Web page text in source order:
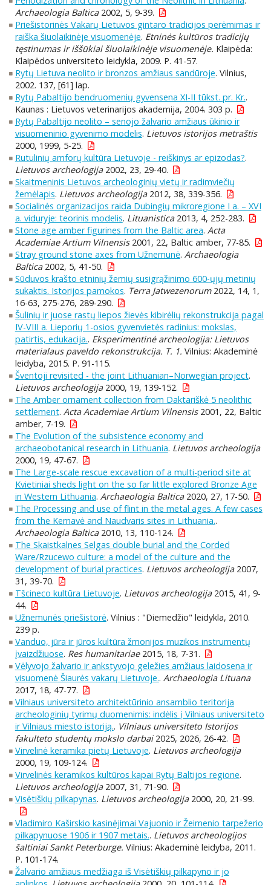
Archaeologia Baltica2002, 5, 9-39.
Priešistorinės Vakarų Lietuvos gintaro tradicijos perėmimas ir
raiška šiuolaikinėje visuomenėje. Etninės kultūros tradicijų
tęstinumas ir iššūkiai šiuolaikinėje visuomenėje. Klaipėda:
Klaipėdos universiteto leidykla, 2009. P. 41-57.
Rytų Lietuva neolito ir bronzos amžiaus sandūroje. Vilnius,
2002. 137, [61] lap.
Rytų Pabaltijo bendruomenių gyvensena XI-II tūkst. pr. Kr..
Kaunas : Lietuvos veterinarijos akademija, 2004. 303 p.
Rytų Pabaltijo neolito – senojo žalvario amžiaus ūkinio ir
visuomeninio gyvenimo modelis. Lietuvos istorijos metraštis
2000, 1999, 5-25.
Rutulinių amforų kultūra Lietuvoje - reiškinys ar epizodas?.
Lietuvos archeologija2002, 23, 29-40.
Skaitmeninis Lietuvos archeologinių vietų ir radimviečių
žemėlapis. Lietuvos archeologija2012, 38, 339-356.
Socialinės organizacijos raida Dubingių mikroregione I a. – XVI
a. viduryje: teorinis modelis. Lituanistica2013, 4, 252-283.
Stone age amber figurines from the Baltic area. Acta
Academiae Artium Vilnensis2001, 22, Baltic amber, 77-85.
Stray ground stone axes from Užnemunė. Archaeologia
Baltica2002, 5, 41-50.
Sūduvos krašto etninių žemių susigrąžinimo 600-ųjų metinių
sukaktis. Istorijos pamokos. Terra Jatwezenorum2022, 14, 1,
16-63, 275-276, 289-290.
Šulinių ir juose rastų liepos žievės kibirėlių rekonstrukcija pagal
IV-VIII a. Lieporių 1-osios gyvenvietės radinius: mokslas,
patirtis, edukacija.. Eksperimentinė archeologija: Lietuvos
materialaus paveldo rekonstrukcija. T. 1. Vilnius: Akademinė
leidyba, 2015. P. 91-115.
Šventoji revisited - the joint Lithuanian–Norwegian project.
Lietuvos archeologija2000, 19, 139-152.
The Amber ornament collection from Daktariškė 5 neolithic
settlement. Acta Academiae Artium Vilnensis2001, 22, Baltic
amber, 7-19.
The Evolution of the subsistence economy and
archaeobotanical research in Lithuania. Lietuvos archeologija
2000, 19, 47-67.
The Large-scale rescue excavation of a multi-period site at
Kvietiniai sheds light on the so far little explored Bronze Age
in Western Lithuania. Archaeologia Baltica2020, 27, 17-50.
The Processing and use of flint in the metal ages. A few cases
from the Kernavė and Naudvaris sites in Lithuania..
Archaeologia Baltica2010, 13, 110-124.
The Skaistkalnes Selgas double burial and the Corded
Ware/Rzucewo culture: a model of the culture and the
development of burial practices. Lietuvos archeologija2007,
31, 39-70.
Tšcineco kultūra Lietuvoje. Lietuvos archeologija2015, 41, 9-
44.
Užnemunės priešistorė. Vilnius : "Diemedžio" leidykla, 2010.
239 p.
Vanduo, jūra ir jūros kultūra žmonijos muzikos instrumentų
įvaizdžiuose. Res humanitariae2015, 18, 7-31.
Vėlyvojo žalvario ir ankstyvojo geležies amžiaus laidosena ir
visuomenė Šiaurės vakarų Lietuvoje.. Archaeologia Lituana
2017, 18, 47-77.
Vilniaus universiteto architektūrinio ansamblio teritorija
archeologinių tyrimų duomenimis: indėlis į Vilniaus universiteto
ir Vilniaus miesto istoriją.. Vilniaus universiteto Istorijos
fakulteto studentų mokslo darbai2025, 2026, 26-42.
Virvelinė keramika pietų Lietuvoje. Lietuvos archeologija
2000, 19, 109-124.
Virvelinės keramikos kultūros kapai Rytų Baltijos regione.
Lietuvos archeologija2007, 31, 71-90.
Visėtiškių pilkapynas. Lietuvos archeologija2000, 20, 21-99.
Vladimiro Kaširskio kasinėjimai Vajuonio ir Žeimenio tarpežerio
pilkapynuose 1906 ir 1907 metais.. Lietuvos archeologijos
šaltiniai Sankt Peterburge. Vilnius: Akademinė leidyba, 2011.
P. 101-174.
Žalvario amžiaus medžiaga iš Visėtiškių pilkapyno ir jo